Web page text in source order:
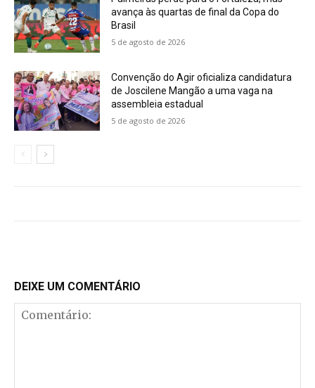
avança às quartas de final da Copa do
Brasil
5 de agosto de 2026
Convenção do Agir oficializa candidatura
de Joscilene Mangão a uma vaga na
assembleia estadual
5 de agosto de 2026
DEIXE UM COMENTÁRIO